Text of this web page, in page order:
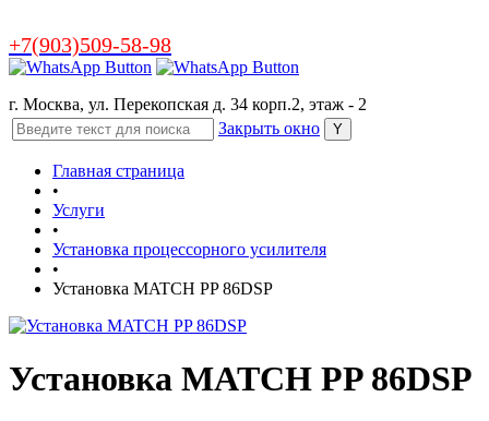
+7(903)509-58-98
г. Москва, ул. Перекопская д. 34 корп.2, этаж - 2
Закрыть окно
Главная страница
•
Услуги
•
Установка процессорного усилителя
•
Установка MATCH PP 86DSP
Установка MATCH PP 86DSP